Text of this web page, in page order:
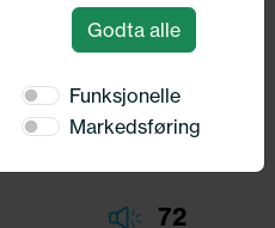
72
Godta alle
Funksjonelle
Markedsføring